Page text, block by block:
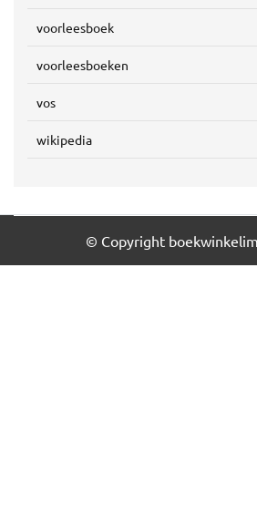
voorleesboek
voorleesboeken
vos
wikipedia
© Copyright